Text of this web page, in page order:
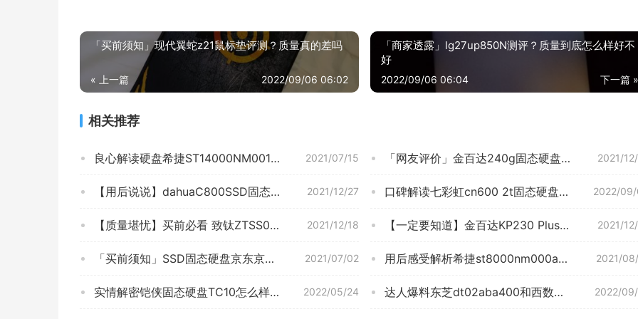
「买前须知」现代翼蛇z21鼠标垫评测？质量真的差吗
« 上一篇 2022/09/06 06:02
「商家透露」lg27up850N测评？质量到底怎么样好不
好
下一篇 »
2022/09/06 06:04
相关推荐
2021/07/15
良心解读硬盘希捷ST14000NM001G怎么样的质量，评测为什么这样？ 2021/
「网友评价」金百达240g固态硬盘怎么样？功能真的不好吗
2021/12/27
【用后说说】dahuaC800SSD固态硬盘怎么样评测质量值得买吗？ 2022/
口碑解读七彩虹cn600 2t固态硬盘怎么样？评测值得买吗
2021/12/18
【质量堪忧】买前必看 致钛ZTSS0CH08D11MC 评测结果解读！SSD固态硬盘怎么样选择不被坑！ 2021/
【一定要知道】金百达KP230 Plus 2TB 这款SSD固态硬盘质量怎么样不好？为什么买家这样评价！
2021/07/02
「买前须知」SSD固态硬盘京东京造JZ-SSD512G-5怎么样的质量，评测为什么这样？ 2021/
用后感受解析希捷st8000nm000a和西数8t有什么不同？对比哪款性价比更高
2022/05/24
实情解密铠侠固态硬盘TC10怎么样？质量真的差吗 2022/
达人爆料东芝dt02aba400和西数紫盘？一定要了解的评测情况